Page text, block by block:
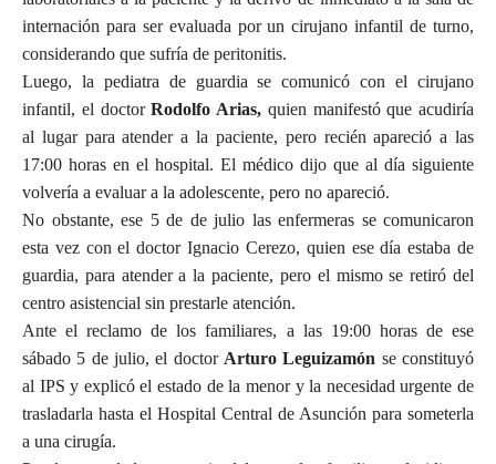
internación para ser evaluada por un cirujano infantil de turno,
considerando que sufría de peritonitis.
Luego, la pediatra de guardia se comunicó con el cirujano
infantil, el doctorRodolfo Arias, quien manifestó que acudiría
al lugar para atender a la paciente, pero recién apareció a las
17:00 horas en el hospital. El médico dijo que al día siguiente
volvería a evaluar a la adolescente, pero no apareció.
No obstante, ese 5 de de julio las enfermeras se comunicaron
esta vez con el doctor Ignacio Cerezo, quien ese día estaba de
guardia, para atender a la paciente, pero el mismo se retiró del
centro asistencial sin prestarle atención.
Ante el reclamo de los familiares, a las 19:00 horas de ese
sábado 5 de julio, el doctor Arturo Leguizamón se constituyó
al IPS y explicó el estado de la menor y la necesidad urgente de
trasladarla hasta el Hospital Central de Asunción para someterla
a una cirugía.